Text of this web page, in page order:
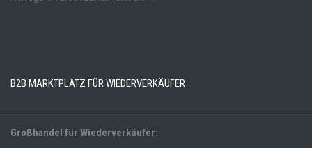
B2B MARKTPLATZ FÜR WIEDERVERKÄUFER
Großhandel für Wiederverkäufer: